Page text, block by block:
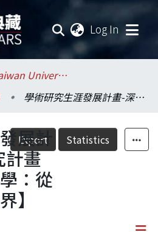
Log In
.National Taiwan University / 國立臺灣大學
學術研究生涯發展計畫-深耕型研究計畫【量子電漿子學：從古典到量子世界】
Export Statistics
展計
計畫
：從
】